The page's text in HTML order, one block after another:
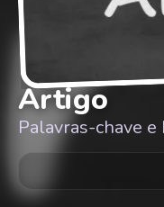
Artigo
Palavras-chave